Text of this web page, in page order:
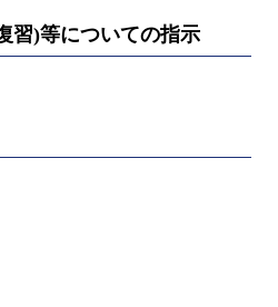
習)等についての指示